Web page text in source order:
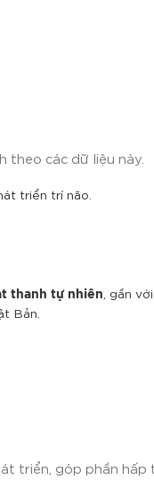
theo các dữ liệu này.
triển trí não.
thanh tự nhiên , gần
Bản.
triển, góp phần hấp